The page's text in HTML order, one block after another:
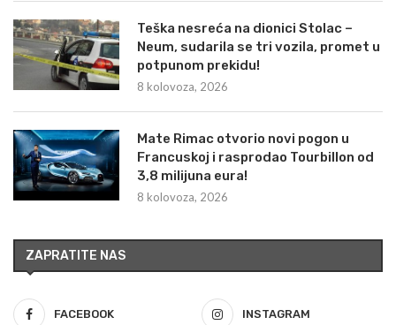
Teška nesreća na dionici Stolac –
Neum, sudarila se tri vozila, promet u
potpunom prekidu!
8 kolovoza, 2026
Mate Rimac otvorio novi pogon u
Francuskoj i rasprodao Tourbillon od
3,8 milijuna eura!
8 kolovoza, 2026
ZAPRATITE NAS
FACEBOOK INSTAGRAM